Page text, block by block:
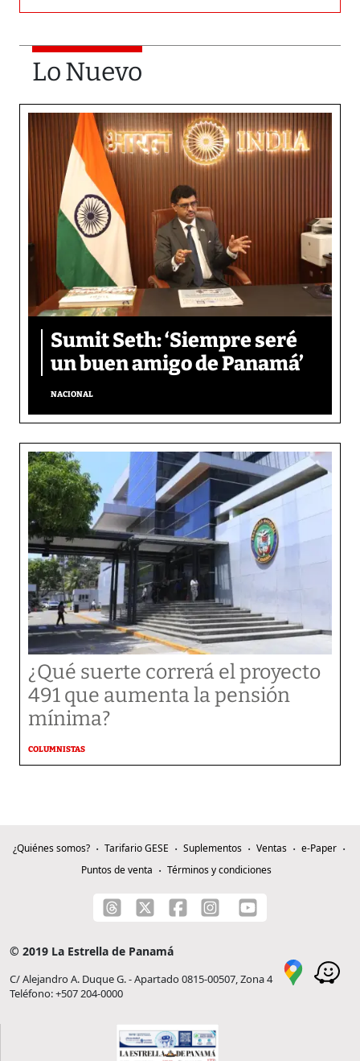
Lo Nuevo
Sumit Seth: ‘Siempre seré
un buen amigo de Panamá’
NACIONAL
¿Qué suerte correrá el proyecto
491 que aumenta la pensión
mínima?
COLUMNISTAS
¿Quiénes somos? Tarifario GESE Suplementos Ventas
e-Paper
Puntos de venta
Términos y condiciones
© 2019 La Estrella de Panamá
C/ Alejandro A. Duque G. - Apartado 0815-00507, Zona 4
Teléfono: +507 204-0000